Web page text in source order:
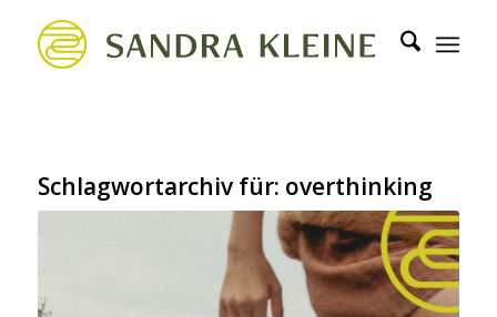
Schlagwortarchiv für: overthinking